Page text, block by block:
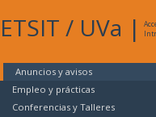
ETSIT / UVa |
Anuncios y avisos
Empleo y prácticas
Conferencias y Talleres